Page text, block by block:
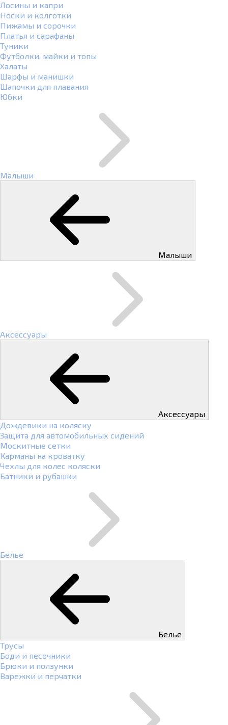
Лосины и капри
Носки и колготки
Пижамы и сорочки
Платья и сарафаны
Туники
Футболки, майки и топы
Халаты
Шарфы и манишки
Шапочки для плавания
Юбки
Малыши
Малыши
Аксессуары
Аксессуары
Дождевики на коляску
Защита для автомобильных сидений
Москитные сетки
Карманы на кроватку
Чехлы для колес коляски
Батники и рубашки
Белье
Белье
Трусы
Боди и песочники
Брюки и ползунки
Варежки и перчатки